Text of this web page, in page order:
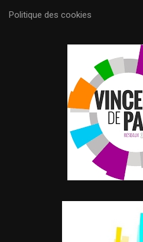
Politique des cookies